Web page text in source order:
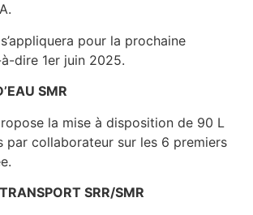
pour la prochaine
dire 1er juin 2025.
SMR
la mise à disposition de 90 L
par collaborateur sur les 6 premiers
SRR/SMR